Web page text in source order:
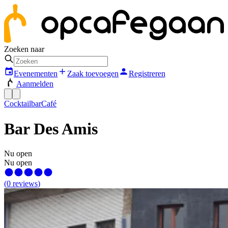
Zoeken naar
Evenementen Zaak toevoegen
Registreren
Aanmelden
CocktailbarCafé
Bar Des Amis
Nu open
Nu open
(0 reviews)